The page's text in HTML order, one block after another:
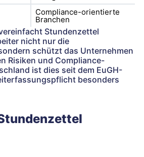
Compliance-orientierte
Branchen
Stundenzettel
nicht nur die
schützt das Unternehmen
Risiken und Compliance-
ist dies seit dem EuGH-
besonders